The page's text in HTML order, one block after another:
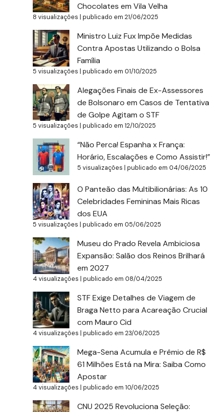
Chocolates em Vila Velha
8 visualizações |publicado em 21/06/2025
Ministro Luiz Fux Impõe Medidas
Contra Apostas Utilizando o Bolsa
Família
5 visualizações |publicado em 01/10/2025
Alegações Finais de Ex-Assessores
de Bolsonaro em Casos de Tentativa
de Golpe Agitam o STF
5 visualizações |publicado em 12/10/2025
“Não Perca! Espanha x França:
Horário, Escalações e Como Assistir!”
5 visualizações |publicado em 04/06/2025
O Panteão das Multibilionárias: As 10
Celebridades Femininas Mais Ricas
dos EUA
5 visualizações |publicado em 05/06/2025
Museu do Prado Revela Ambiciosa
Expansão: Salão dos Reinos Brilhará
em 2027
4 visualizações |publicado em 08/04/2025
STF Exige Detalhes de Viagem de
Braga Netto para Acareação Crucial
com Mauro Cid
4 visualizações |publicado em 23/06/2025
Mega-Sena Acumula e Prêmio de R$
61 Milhões Está na Mira: Saiba Como
Apostar
4 visualizações |publicado em 10/06/2025
CNU 2025 Revoluciona Seleção: